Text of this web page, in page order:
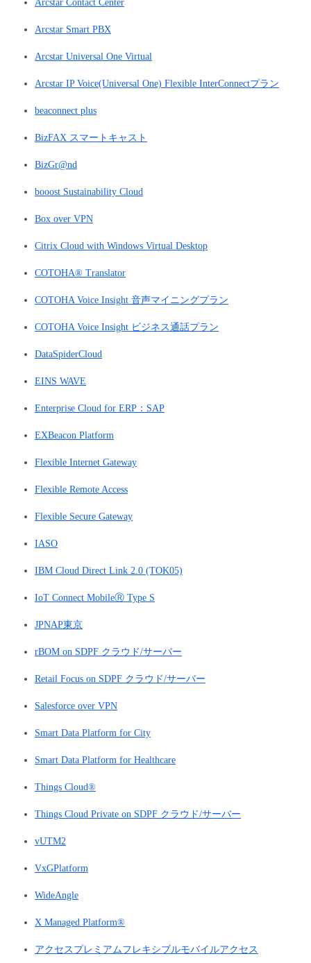
- クラウド / サーバー
- Flexible Remote Access
Arcstar Contact Center
Arcstar Smart PBX
Arcstar Universal One Virtual
Arcstar IP Voice(Universal One) Flexible InterConnectプラン
beaconnect plus
BizFAX スマートキャスト
BizGr@nd
booost Sustainability Cloud
Box over VPN
Citrix Cloud with Windows Virtual Desktop
COTOHA® Translator
COTOHA Voice Insight 音声マイニングプラン
COTOHA Voice Insight ビジネス通話プラン
DataSpiderCloud
EINS WAVE
Enterprise Cloud for ERP：SAP
EXBeacon Platform
Flexible Internet Gateway
Flexible Remote Access
Flexible Secure Gateway
IASO
IBM Cloud Direct Link 2.0 (TOK05)
IoT Connect MobileⓇ Type S
JPNAP東京
rBOM on SDPF クラウド/サーバー
Retail Focus on SDPF クラウド/サーバー
Salesforce over VPN
Smart Data Platform for City
Smart Data Platform for Healthcare
Things Cloud®
Things Cloud Private on SDPF クラウド/サーバー
vUTM2
VxGPlatform
WideAngle
X Managed Platform®
アクセスプレミアムフレキシブルモバイルアクセス